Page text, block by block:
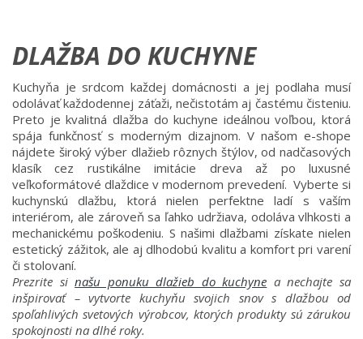
DLAŽBA DO KUCHYNE
Kuchyňa je srdcom každej domácnosti a jej podlaha musí
odolávať každodennej záťaži, nečistotám aj častému čisteniu.
Preto je kvalitná dlažba do kuchyne ideálnou voľbou, ktorá
spája funkčnosť s moderným dizajnom. V našom e-shope
nájdete široký výber dlažieb rôznych štýlov, od nadčasových
klasík cez rustikálne imitácie dreva až po luxusné
veľkoformátové dlaždice v modernom prevedení. Vyberte si
kuchynskú dlažbu, ktorá nielen perfektne ladí s vaším
interiérom, ale zároveň sa ľahko udržiava, odoláva vlhkosti a
mechanickému poškodeniu. S našimi dlažbami získate nielen
estetický zážitok, ale aj dlhodobú kvalitu a komfort pri varení
či stolovaní.
Prezrite sinašu ponuku dlažieb do kuchyne a nechajte sa
inšpirovať – vytvorte kuchyňu svojich snov s dlažbou od
spoľahlivých svetových výrobcov, ktorých produkty sú zárukou
spokojnosti na dlhé roky.